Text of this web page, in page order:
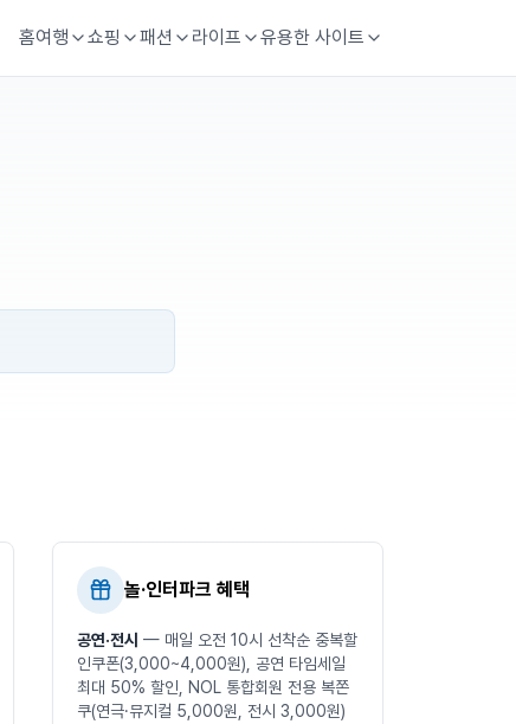
홈여행 쇼핑 패션 라이프 유용한 사이트
놀·인터파크 혜택
공연·전시 — 매일 오전 10시 선착순 중복할
인쿠폰(3,000~4,000원), 공연 타임세일
최대 50% 할인, NOL 통합회원 전용 복쫀
쿠(연극·뮤지컬 5,000원, 전시 3,000원)